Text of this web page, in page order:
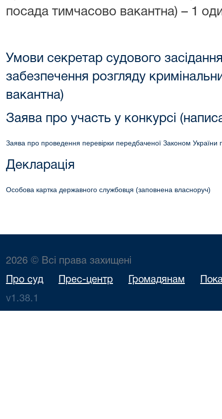
посада тимчасово вакантна) – 1
Умови секретар судового засідання
забезпечення розгляду
вакантна)
Заява про участь у конкурсі
Заява про проведення перевірки передбаченої Законом
Декларація
Особова картка державного службовця (заповнена власноруч)
2026 © Всі права захищені
Про суд Прес-центр Громадянам
v1.38.1